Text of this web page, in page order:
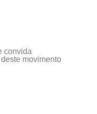
convida
movimento